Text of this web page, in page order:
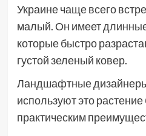
Украине чаще всего
малый. Он имеет
которые быстро
густой зеленый ковер.
Ландшафтные
используют это
практическим